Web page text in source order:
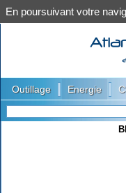
Outillage Energie
En poursuivant votre